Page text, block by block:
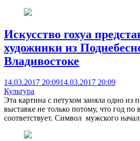
Искусство гохуа
художники из
Владивостоке
14.03.2017 20:0914.03.2017 20:09
Культура
Эта картина с петухом заняла одно из
выставке не только потому, что год
соответствует. Символ мужского